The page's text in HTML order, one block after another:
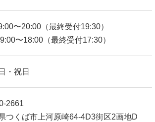
〜20:00（最終受付19:30）
〜18:00（最終受付17:30）
・祝日
2661
つくば市上河原崎64-4D3街区2画地D